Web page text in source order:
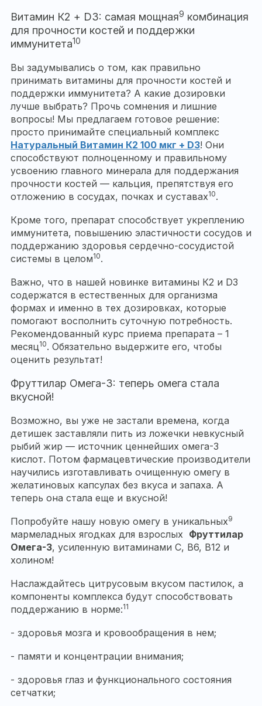
Витамин К2 + D3: самая мощная9 комбинация
для прочности костей и поддержки
иммунитета10
Вы задумывались о том, как правильно
принимать витамины для прочности костей и
поддержки иммунитета? А какие дозировки
лучше выбрать? Прочь сомнения и лишние
вопросы! Мы предлагаем готовое решение:
просто принимайте специальный комплекс
Натуральный Витамин К2 100 мкг + D3! Они
способствуют полноценному и правильному
усвоению главного минерала для поддержания
прочности костей — кальция, препятствуя его
отложению в сосудах, почках и суставах10.
Кроме того, препарат способствует укреплению
иммунитета, повышению эластичности сосудов и
поддержанию здоровья сердечно-сосудистой
системы в целом10.
Важно, что в нашей новинке витамины К2 и D3
содержатся в естественных для организма
формах и именно в тех дозировках, которые
помогают восполнить суточную потребность.
Рекомендованный курс приема препарата – 1
месяц10. Обязательно выдержите его, чтобы
оценить результат!
Фруттилар Омега-3: теперь омега стала
вкусной!
Возможно, вы уже не застали времена, когда
детишек заставляли пить из ложечки невкусный
рыбий жир — источник ценнейших омега-3
кислот. Потом фармацевтические производители
научились изготавливать очищенную омегу в
желатиновых капсулах без вкуса и запаха. А
теперь она стала еще и вкусной!
Попробуйте нашу новую омегу в уникальных9
мармеладных ягодках для взрослых Фруттилар
Омега-3, усиленную витаминами С, В6, В12 и
холином!
Наслаждайтесь цитрусовым вкусом пастилок, а
компоненты комплекса будут способствовать
поддержанию в норме:11
- здоровья мозга и кровообращения в нем;
- памяти и концентрации внимания;
- здоровья глаз и функционального состояния
сетчатки;